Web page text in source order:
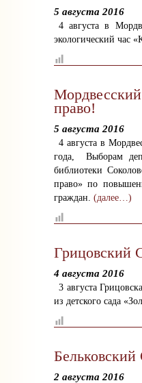
5 августа 2016
4 августа в
экологический час
право!
5 августа 2016
4 августа в
года, Выборам
библиотеки
право» по
граждан. (далее…)
Грицовский
4 августа 2016
3 августа
из детского сада
2 августа 2016